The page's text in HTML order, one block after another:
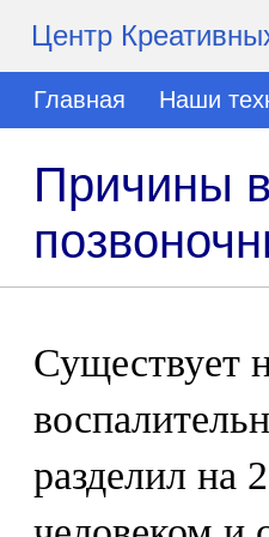
Центр
Главная Наши
Причины
Существует
разделил на